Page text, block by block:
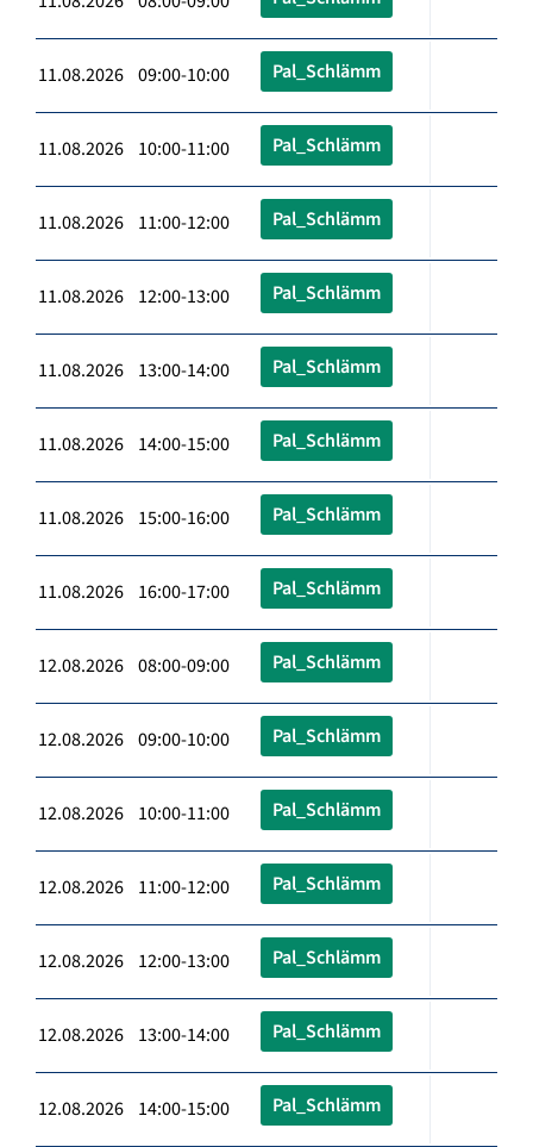
11.08.2026 09:00-10:00 Pal_Schlämm
11.08.2026 10:00-11:00 Pal_Schlämm
11.08.2026 11:00-12:00 Pal_Schlämm
11.08.2026 12:00-13:00 Pal_Schlämm
11.08.2026 13:00-14:00 Pal_Schlämm
11.08.2026 14:00-15:00 Pal_Schlämm
11.08.2026 15:00-16:00 Pal_Schlämm
11.08.2026 16:00-17:00 Pal_Schlämm
12.08.2026 08:00-09:00 Pal_Schlämm
12.08.2026 09:00-10:00 Pal_Schlämm
12.08.2026 10:00-11:00 Pal_Schlämm
12.08.2026 11:00-12:00 Pal_Schlämm
12.08.2026 12:00-13:00 Pal_Schlämm
12.08.2026 13:00-14:00 Pal_Schlämm
12.08.2026 14:00-15:00 Pal_Schlämm